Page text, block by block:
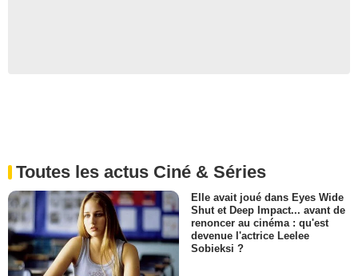
Toutes les actus Ciné & Séries
Elle avait joué dans Eyes Wide
Shut et Deep Impact... avant de
renoncer au cinéma : qu'est
devenue l'actrice Leelee
Sobieksi ?